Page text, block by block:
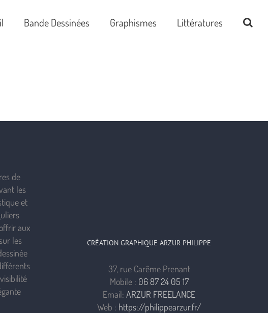
Bande Dessinées Graphismes Littératures
de
les
et
aux
les
CRÉATION GRAPHIQUE ARZUR PHILIPPE
37, rue Carême Prenant
Mobile : 06 87 24 05 17
Email: ARZUR FREELANCE
Web : https://philippearzur.fr/